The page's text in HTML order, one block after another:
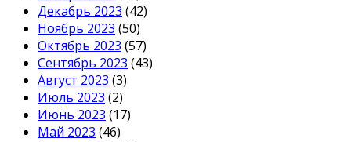
Декабрь 2023 (42)
Ноябрь 2023 (50)
Октябрь 2023 (57)
Сентябрь 2023 (43)
Август 2023 (3)
Июль 2023 (2)
Июнь 2023 (17)
Май 2023 (46)